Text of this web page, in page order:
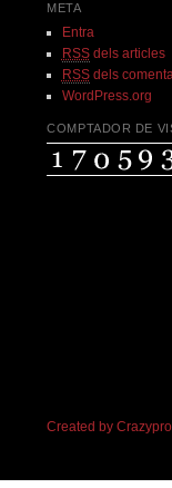
META
Entra
RSSdels articles
RSSdels
WordPress.org
COMPTADOR DE
Created by